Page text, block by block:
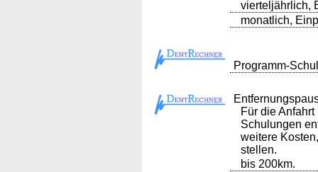
vierteljährlich,
monatlich,
Programm-
Für die
Schulungen
weitere
stellen.
bis 200km.